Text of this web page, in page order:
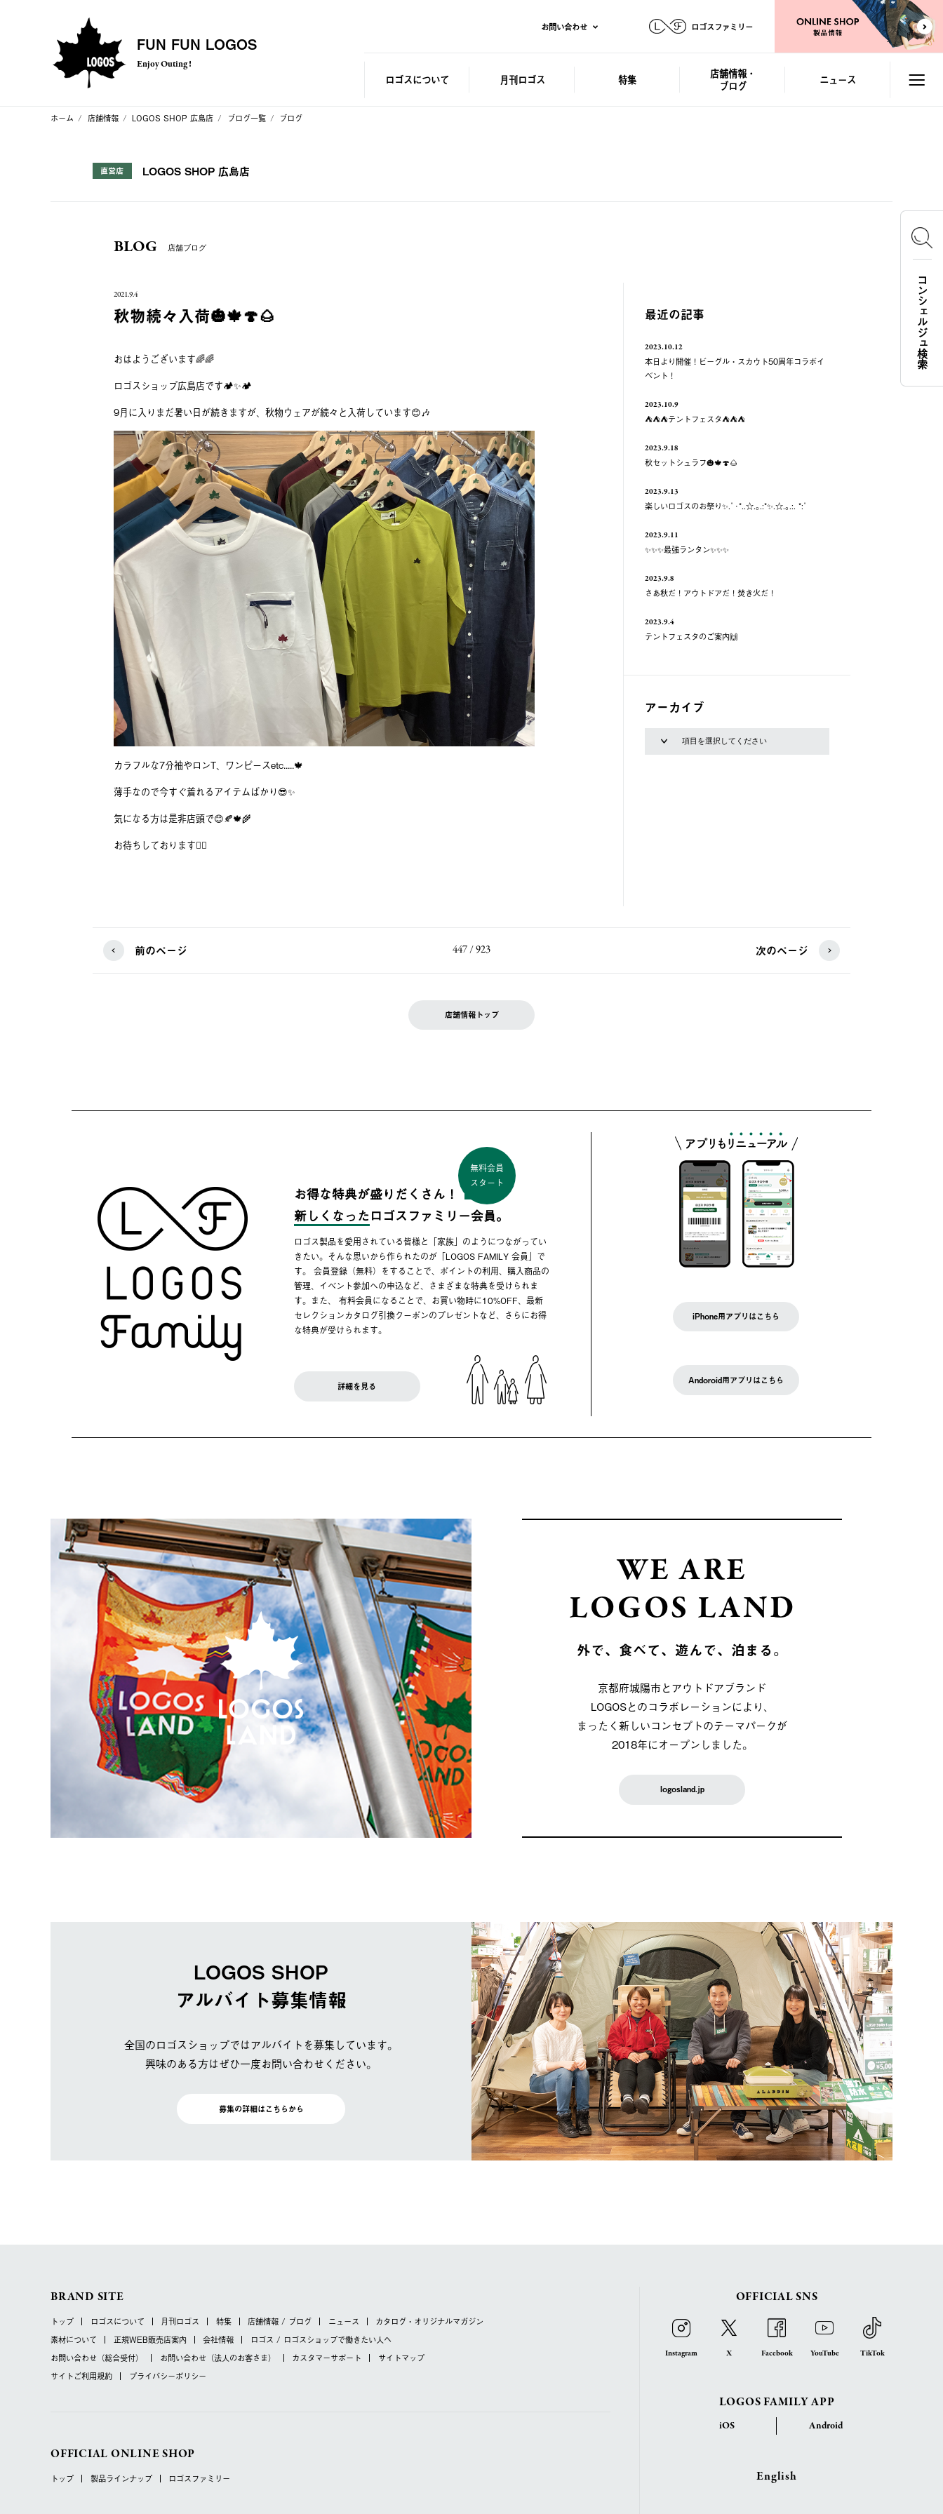
FUN FUN LOGOS
Enjoy Outing !
お問い合わせ ロゴスファミリー
ロゴスについて 月刊ロゴス 特集
店舗情報・
ブログ
ニュース
ホーム 店舗情報 LOGOS SHOP 広島店 ブログ一覧 ブログ
直営店 LOGOS SHOP 広島店
BLOG 店舗ブログ
2021.9.4
秋物続々入荷🎃🍁🍄🌰
おはようございます🌈🌈
ロゴスショップ広島店です🏕✨🏕
9月に入りまだ暑い日が続きますが、秋物ウェアが続々と入荷しています😊🎶
カラフルな7分袖やロンT、ワンピースetc.....🍁
薄手なので今すぐ着れるアイテムばかり😎✨
気になる方は是非店頭で😊🍂🍁🌾
お待ちしております🙇‍♀️
最近の記事
2023.10.12
本日より開催！ビーグル・スカウト50周年コラボイ
ベント！
2023.10.9
⛺️⛺️⛺️テントフェスタ⛺️⛺️⛺️
2023.9.18
秋セットシュラフ🎃🍁🍄🌰
2023.9.13
楽しいロゴスのお祭り✨.ﾟ･*..☆.｡.:*✨.☆.｡.:. *:ﾟ
2023.9.11
✨✨✨最強ランタン✨✨✨
2023.9.8
さあ秋だ！アウトドアだ！焚き火だ！
2023.9.4
テントフェスタのご案内🙌
アーカイブ
前のページ 447 / 923 次のページ
店舗情報トップ
お得な特典が盛りだくさん！
無料会員
スタート
新しくなったロゴスファミリー会員。
ロゴス製品を愛用されている皆様と「家族」のようにつながってい
きたい。そんな思いから作られたのが「LOGOS FAMILY 会員」で
す。 会員登録（無料）をすることで、ポイントの利用、購入商品の
管理、イベント参加への申込など、さまざまな特典を受けられま
す。また、 有料会員になることで、お買い物時に10%OFF、最新
セレクションカタログ引換クーポンのプレゼントなど、さらにお得
な特典が受けられます。
詳細を見る
iPhone用アプリはこちら
Andoroid用アプリはこちら
WE ARE
LOGOS LAND
外で、食べて、遊んで、泊まる。
京都府城陽市とアウトドアブランド
LOGOSとのコラボレーションにより、
まったく新しいコンセプトのテーマパークが
2018年にオープンしました。
logosland.jp
LOGOS SHOP
アルバイト募集情報
全国のロゴスショップではアルバイトを募集しています。
興味のある方はぜひ一度お問い合わせください。
募集の詳細はこちらから
コンシェルジュ検索
BRAND SITE
トップ ロゴスについて 月刊ロゴス 特集 店舗情報 / ブログ ニュース
カタログ・オリジナルマガジン
素材について
正規WEB販売店案内 会社情報 ロゴス / ロゴスショップで働きたい人へ
お問い合わせ （総合受付） お問い合わせ （法人のお客さま） カスタマーサポート
サイトマップ
サイトご利用規約
プライバシーポリシー
OFFICIAL ONLINE SHOP
トップ 製品ラインナップ ロゴスファミリー
OFFICIAL SNS
Instagram X Facebook YouTube TikTok
LOGOS FAMILY APP
iOS Android
English